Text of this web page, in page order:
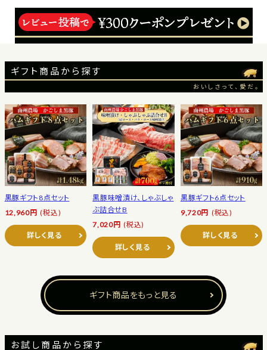
ギフト商品から探す
おいしさって、愛だ。
黒豚ギフト8点セット
12,960円 (税込)
詳しく見る
黒豚味噌漬け、しゃぶしゃ
ぶ詰合せB
7,020円 (税込)
詳しく見る
黒豚ギフト6点セット
9,720円 (税込)
詳しく見る
ギフト商品をもっと見る
お試し商品から探す